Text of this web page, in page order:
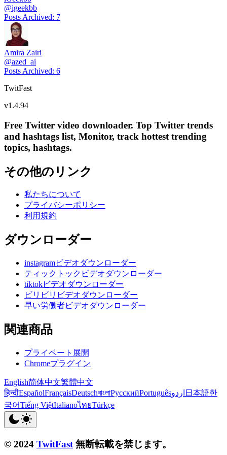
@igeekbb
Posts Archived: 7
Amira Zairi
@azed_ai
Posts Archived: 6
TwitFast
v1.4.94
Free Twitter video downloader. Top Twitter trends
and hashtags list, Monitor, track hottest trending
topics, hashtags.
その他のリンク
私たちについて
プライバシーポリシー
利用規約
ダウンローダー
instagramビデオダウンローダー
ティックトックビデオダウンローダー
tiktokビデオダウンローダー
ビリビリビデオダウンローダー
早い労働者ビデオダウンローダー
関連商品
プライベート展開
Chromeプラグイン
English简体中文繁體中文
हिन्दीEspañolFrançaisDeutschবাংলাРусскийPortuguêsاردو 日本語한
국어Tiếng ViệtItalianoไทยTürkçe
© 2024 TwitFast 無断転載を禁じます。